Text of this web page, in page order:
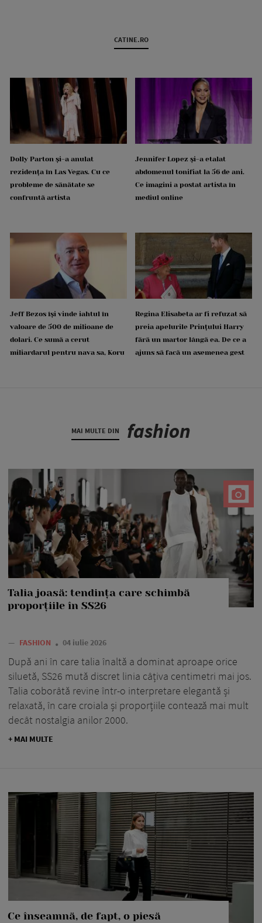
CATINE.RO
Dolly Parton și-a anulat
rezidența în Las Vegas. Cu ce
probleme de sănătate se
confruntă artista
Jennifer Lopez și-a etalat
abdomenul tonifiat la 56 de ani.
Ce imagini a postat artista în
mediul online
Jeff Bezos își vinde iahtul în
valoare de 500 de milioane de
dolari. Ce sumă a cerut
miliardarul pentru nava sa, Koru
Regina Elisabeta ar fi refuzat să
preia apelurile Prințului Harry
fără un martor lângă ea. De ce a
ajuns să facă un asemenea gest
MAI MULTE DIN fashion
Talia joasă: tendința care schimbă
proporțiile în SS26
— FASHION 04 iulie 2026
După ani în care talia înaltă a dominat aproape orice
siluetă, SS26 mută discret linia câțiva centimetri mai jos.
Talia coborâtă revine într-o interpretare elegantă și
relaxată, în care croiala și proporțiile contează mai mult
decât nostalgia anilor 2000.
+ MAI MULTE
Ce înseamnă, de fapt, o piesă